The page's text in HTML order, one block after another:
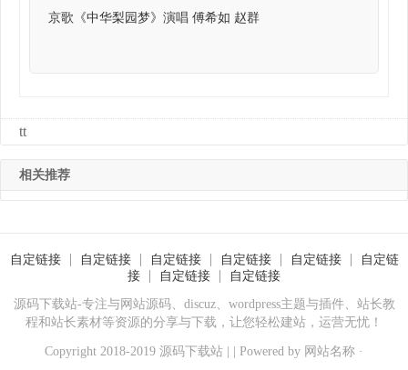
京歌《中华梨园梦》演唱 傅希如 赵群
tt
相关推荐
自定链接 自定链接 自定链接 自定链接 自定链接
自定链
接
自定链接 自定链接
源码下载站-专注与网站源码、discuz、wordpress主题与插件、站长教
程和站长素材等资源的分享与下载，让您轻松建站，运营无忧！
Copyright 2018-2019 源码下载站 | | Powered by 网站名称 ·